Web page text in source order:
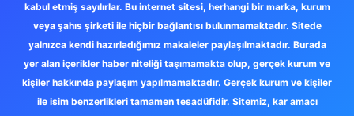
kabul etmiş sayılırlar. Bu internet sitesi, herhangi bir marka, kurum
veya şahıs şirketi ile hiçbir bağlantısı bulunmamaktadır. Sitede
yalnızca kendi hazırladığımız makaleler paylaşılmaktadır. Burada
yer alan içerikler haber niteliği taşımamakta olup, gerçek kurum ve
kişiler hakkında paylaşım yapılmamaktadır. Gerçek kurum ve kişiler
ile isim benzerlikleri tamamen tesadüfidir. Sitemiz, kar amacı